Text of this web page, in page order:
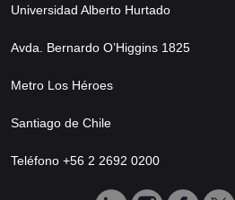
Universidad Alberto Hurtado
Avda. Bernardo O’Higgins 1825
Metro Los Héroes
Santiago de Chile
Teléfono +56 2 2692 0200